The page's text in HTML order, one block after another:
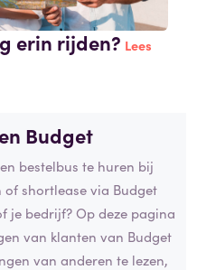
erin rijden? Lees
Budget
bestelbus te huren bij
of shortlease via Budget
je bedrijf? Op deze pagina
van klanten van Budget
van anderen te lezen,